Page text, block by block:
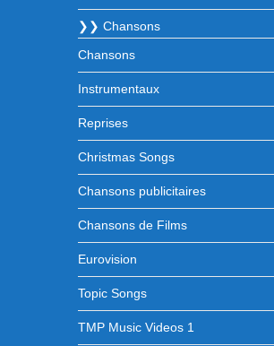
❯❯ Chansons
Chansons
Instrumentaux
Reprises
Christmas Songs
Chansons publicitaires
Chansons de Films
Eurovision
Topic Songs
TMP Music Videos 1